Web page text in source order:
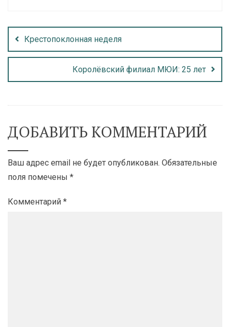
Крестопоклонная неделя
Королёвский филиал МЮИ: 25 лет
ДОБАВИТЬ КОММЕНТАРИЙ
Ваш адрес email не будет опубликован. Обязательные
поля помечены *
Комментарий *